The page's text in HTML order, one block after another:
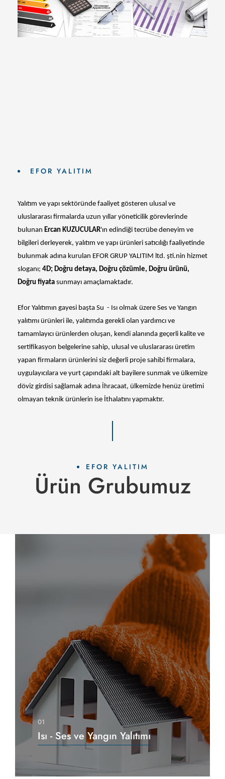
EFOR YALITIM
Yalıtım ve yapı sektöründe faaliyet gösteren ulusal ve
uluslararası firmalarda uzun yıllar yöneticilik görevlerinde
bulunan Ercan KUZUCULAR'ın edindiği tecrübe deneyim ve
bilgileri derleyerek, yalıtım ve yapı ürünleri satıcılığı faaliyetinde
bulunmak adına kurulan EFOR GRUP YALITIM ltd. şti.nin hizmet
sloganı; 4D; Doğru detaya, Doğru çözümle, Doğru ürünü,
Doğru fiyata sunmayı amaçlamaktadır.
Efor Yalıtımın gayesi başta Su - Isı olmak üzere Ses ve Yangın
yalıtımı ürünleri ile, yalıtımda gerekli olan yardımcı ve
tamamlayıcı ürünlerden oluşan, kendi alanında geçerli kalite ve
sertifikasyon belgelerine sahip, ulusal ve uluslararası üretim
yapan firmaların ürünlerini siz değerli proje sahibi firmalara,
uygulayıcılara ve yurt çapındaki alt bayilere sunmak ve ülkemize
döviz girdisi sağlamak adına İhracaat, ülkemizde henüz üretimi
olmayan teknik ürünlerin ise İthalatını yapmaktır.
EFOR YALITIM
Ürün Grubumuz
01
Isı - Ses ve Yangın Yalıtımı
Ürünleri İncele